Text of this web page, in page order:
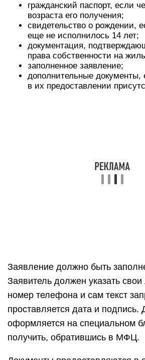
гражданский паспорт, если
возраста его получения;
свидетельство о рождении,
еще не исполнилось 14 лет;
документация,
права собственности на
заполненное заявление;
дополнительные документы,
в их предоставлении
Заявление должно быть
Заявитель должен указать
номер телефона и сам текст
проставляется дата и подпись.
оформляется на специальном
получить, обратившись в МФЦ.